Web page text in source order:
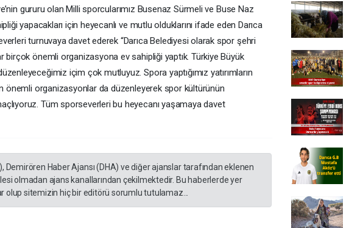
gururu olan Milli sporcularımız Busenaz Sürmeli ve Buse Naz
yapacakları için heyecanlı ve mutlu olduklarını ifade eden Darıca
turnuvaya davet ederek “Darıca Belediyesi olarak spor şehri
birçok önemli organizasyona ev sahipliği yaptık. Türkiye Büyük
içim çok mutluyuz. Spora yaptığımız yatırımların
önemli organizasyonlar da düzenleyerek spor kültürünün
Tüm sporseverleri bu heyecanı yaşamaya davet
Demirören Haber Ajansı (DHA) ve diğer ajanslar tarafından eklenen
olmadan ajans kanallarından çekilmektedir. Bu haberlerde yer
sitemizin hiç bir editörü sorumlu tutulamaz...